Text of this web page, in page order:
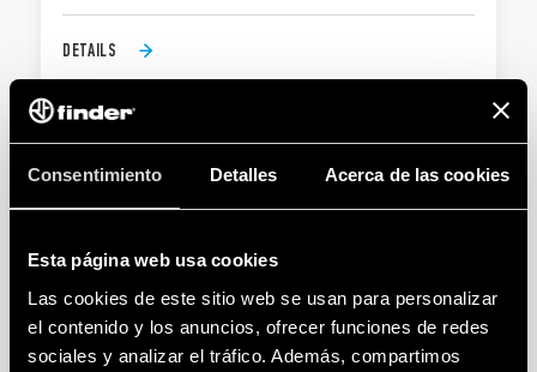
Consentimiento Detalles Acerca de las cookies
Esta página web usa cookies
Las cookies de este sitio web se usan para personalizar
el contenido y los anuncios, ofrecer funciones de redes
sociales y analizar el tráfico. Además, compartimos
DETAILS
TIPO 96.72 - ZÓCALO CON BORNES A
PLETINA